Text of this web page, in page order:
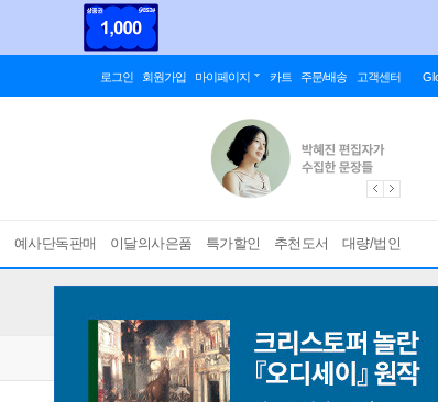
로그인 회원가입 마이페이지 카트 주문/배송 고객센터
예사단독판매 이달의사은품 특가할인 추천도서 대량/법인